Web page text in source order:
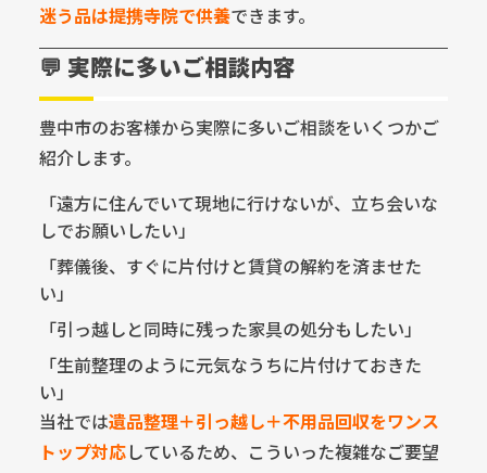
迷う品は提携寺院で供養できます。
💬 実際に多いご相談内容
豊中市のお客様から実際に多いご相談をいくつかご
紹介します。
「遠方に住んでいて現地に行けないが、立ち会いな
しでお願いしたい」
「葬儀後、すぐに片付けと賃貸の解約を済ませた
い」
「引っ越しと同時に残った家具の処分もしたい」
「生前整理のように元気なうちに片付けておきた
い」
当社では遺品整理＋引っ越し＋不用品回収をワンス
トップ対応しているため、こういった複雑なご要望